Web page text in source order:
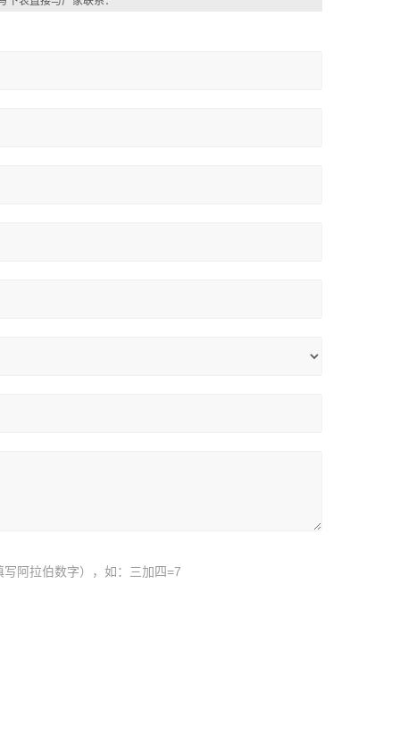
阿拉伯数字），如：三加四=7